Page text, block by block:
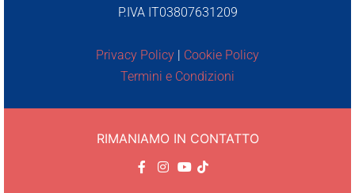
P.IVA IT03807631209
Privacy Policy | Cookie Policy
Termini e Condizioni
RIMANIAMO IN CONTATTO